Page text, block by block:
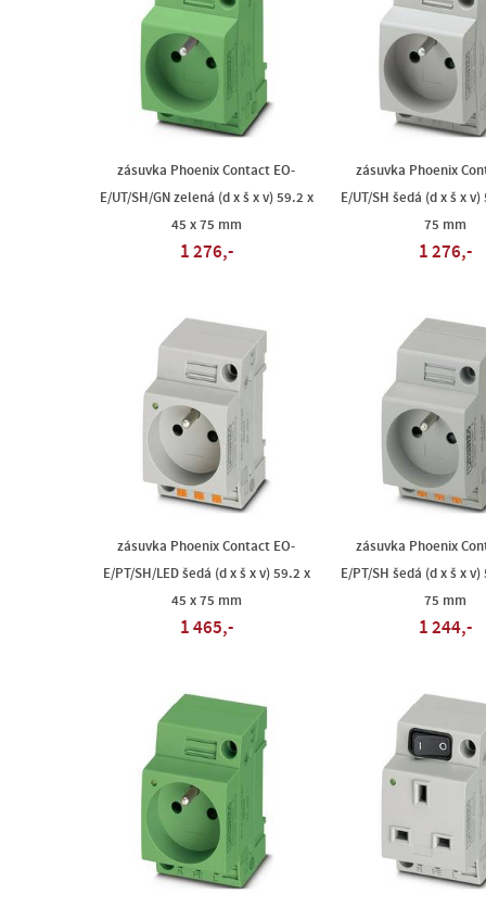
zásuvka Phoenix Contact EO-
E/UT/SH/GN zelená (d x š x v) 59.2 x
45 x 75 mm
1 276,-
zásuvka Phoenix
E/UT/SH šedá (d x š x
75 mm
1 276,-
zásuvka Phoenix Contact EO-
E/PT/SH/LED šedá (d x š x v) 59.2 x
45 x 75 mm
1 465,-
zásuvka Phoenix
E/PT/SH šedá (d x š x
75 mm
1 244,-